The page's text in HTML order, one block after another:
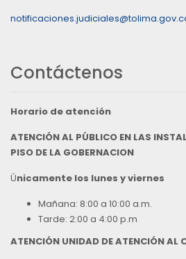
Contáctenos
Horario de atención
ATENCIÓN AL PÚBLICO EN LAS
PISO DE LA GOBERNACION
Únicamente los lunes y viernes
Mañana: 8:00 a 10:00 a.m.
Tarde: 2:00 a 4:00 p.m
ATENCIÓN UNIDAD DE ATENCIÓN AL